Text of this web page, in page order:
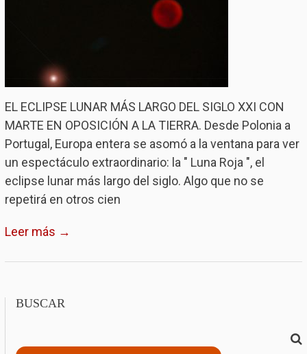
EL ECLIPSE LUNAR MÁS LARGO DEL SIGLO XXI CON
MARTE EN OPOSICIÓN A LA TIERRA. Desde Polonia a
Portugal, Europa entera se asomó a la ventana para ver
un espectáculo extraordinario: la " Luna Roja ", el
eclipse lunar más largo del siglo. Algo que no se
repetirá en otros cien
Leer más →
BUSCAR